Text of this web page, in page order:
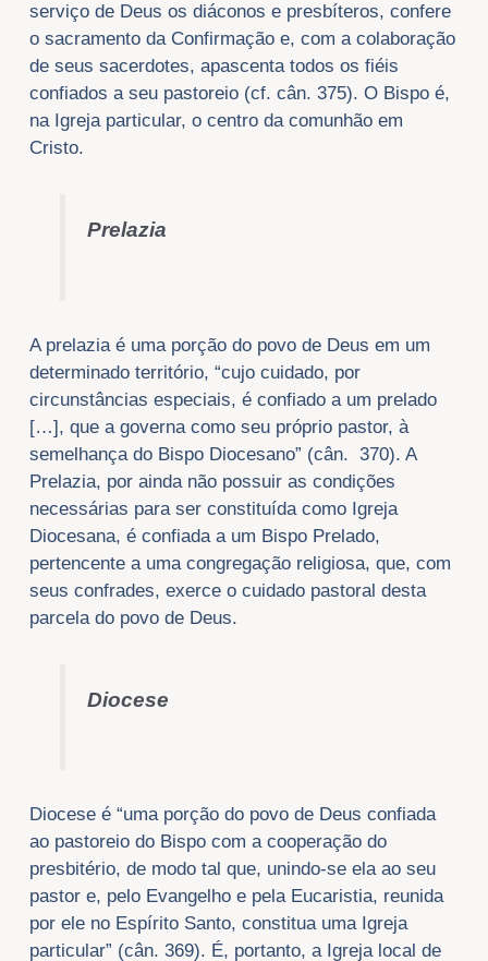
serviço de Deus os diáconos e presbíteros, confere
o sacramento da Confirmação e, com a colaboração
de seus sacerdotes, apascenta todos os fiéis
confiados a seu pastoreio (cf. cân. 375). O Bispo é,
na Igreja particular, o centro da comunhão em
Cristo.
Prelazia
A prelazia é uma porção do povo de Deus em um
determinado território, “cujo cuidado, por
circunstâncias especiais, é confiado a um prelado
[…], que a governa como seu próprio pastor, à
semelhança do Bispo Diocesano” (cân. 370). A
Prelazia, por ainda não possuir as condições
necessárias para ser constituída como Igreja
Diocesana, é confiada a um Bispo Prelado,
pertencente a uma congregação religiosa, que, com
seus confrades, exerce o cuidado pastoral desta
parcela do povo de Deus.
Diocese
Diocese é “uma porção do povo de Deus confiada
ao pastoreio do Bispo com a cooperação do
presbitério, de modo tal que, unindo-se ela ao seu
pastor e, pelo Evangelho e pela Eucaristia, reunida
por ele no Espírito Santo, constitua uma Igreja
particular” (cân. 369). É, portanto, a Igreja local de